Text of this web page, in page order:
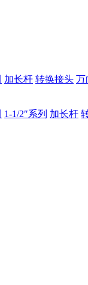
加长杆 转换接头 万
1-1/2″系列 加长杆